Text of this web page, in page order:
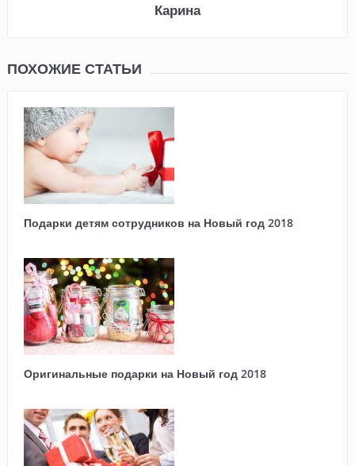
Карина
ПОХОЖИЕ СТАТЬИ
Подарки детям сотрудников на Новый год 2018
Оригинальные подарки на Новый год 2018